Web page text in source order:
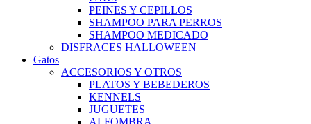
PEINES Y CEPILLOS
SHAMPOO PARA PERROS
SHAMPOO MEDICADO
DISFRACES HALLOWEEN
Gatos
ACCESORIOS Y OTROS
PLATOS Y BEBEDEROS
KENNELS
JUGUETES